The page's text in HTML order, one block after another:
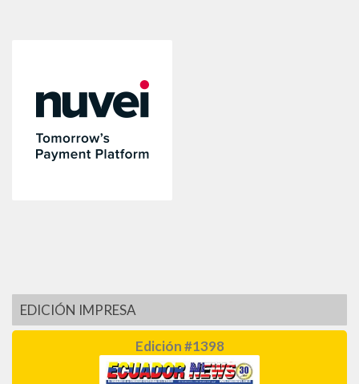
EDICIÓN IMPRESA
Edición #1398